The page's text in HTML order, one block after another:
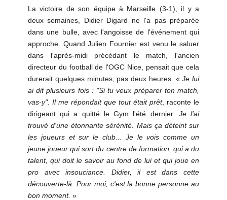
La victoire de son équipe à Marseille (3-1), il y a
deux semaines, Didier Digard ne l'a pas préparée
dans une bulle, avec l'angoisse de l'événement qui
approche. Quand Julien Fournier est venu le saluer
dans l'après-midi précédant le match, l'ancien
directeur du football de l'OGC Nice, pensait que cela
durerait quelques minutes, pas deux heures. « Je lui
ai dit plusieurs fois : "Si tu veux préparer ton match,
vas-y". Il me répondait que tout était prêt, raconte le
dirigeant qui a quitté le Gym l'été dernier. Je l'ai
trouvé d'une étonnante sérénité. Mais ça déteint sur
les joueurs et sur le club... Je le vois comme un
jeune joueur qui sort du centre de formation, qui a du
talent, qui doit le savoir au fond de lui et qui joue en
pro avec insouciance. Didier, il est dans cette
découverte-là. Pour moi, c'est la bonne personne au
bon moment. »